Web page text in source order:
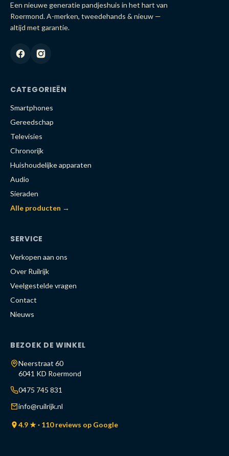
Een nieuwe generatie pandjeshuis in het hart van
Roermond. A-merken, tweedehands & nieuw —
altijd met garantie.
CATEGORIEËN
Smartphones
Gereedschap
Televisies
Chronorijk
Huishoudelijke apparaten
Audio
Sieraden
Alle producten →
SERVICE
Verkopen aan ons
Over Ruilrijk
Veelgestelde vragen
Contact
Nieuws
BEZOEK DE WINKEL
Neerstraat 60
6041 KD Roermond
0475 745 831
info@ruilrijk.nl
4.9 ★ · 110 reviews op Google